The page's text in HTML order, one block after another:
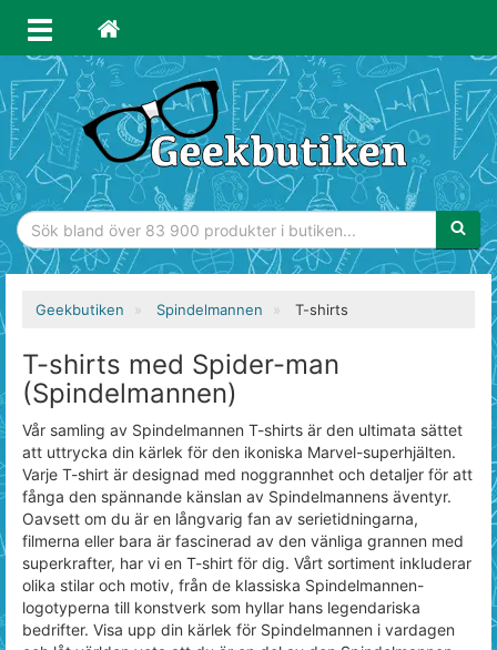
Geekbutiken Spindelmannen T-shirts
T-shirts med Spider-man
(Spindelmannen)
Vår samling av Spindelmannen T-shirts är den ultimata sättet
att uttrycka din kärlek för den ikoniska Marvel-superhjälten.
Varje T-shirt är designad med noggrannhet och detaljer för att
fånga den spännande känslan av Spindelmannens äventyr.
Oavsett om du är en långvarig fan av serietidningarna,
filmerna eller bara är fascinerad av den vänliga grannen med
superkrafter, har vi en T-shirt för dig. Vårt sortiment inkluderar
olika stilar och motiv, från de klassiska Spindelmannen-
logotyperna till konstverk som hyllar hans legendariska
bedrifter. Visa upp din kärlek för Spindelmannen i vardagen